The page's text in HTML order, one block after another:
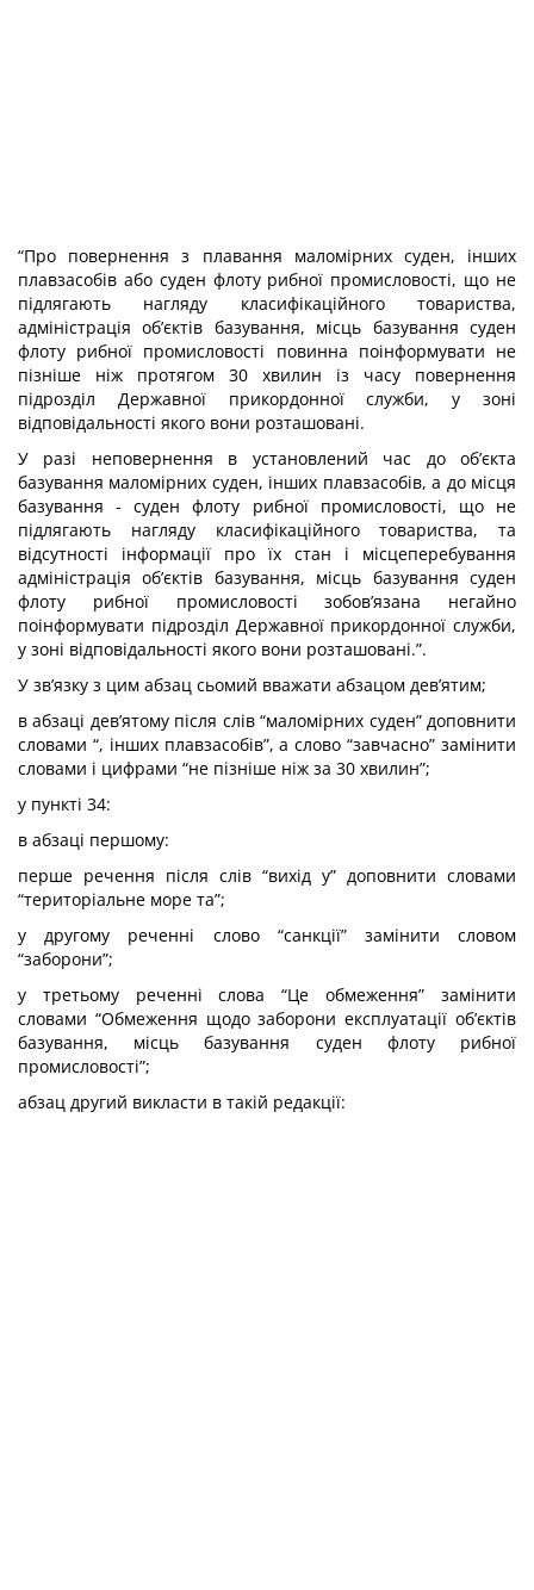
“Про повернення з плавання маломірних суден, інших
плавзасобів або суден флоту рибної промисловості, що не
підлягають нагляду класифікаційного товариства,
адміністрація об’єктів базування, місць базування суден
флоту рибної промисловості повинна поінформувати не
пізніше ніж протягом 30 хвилин із часу повернення
підрозділ Державної прикордонної служби, у зоні
відповідальності якого вони розташовані.
У разі неповернення в установлений час до об’єкта
базування маломірних суден, інших плавзасобів, а до місця
базування - суден флоту рибної промисловості, що не
підлягають нагляду класифікаційного товариства, та
відсутності інформації про їх стан і місцеперебування
адміністрація об’єктів базування, місць базування суден
флоту рибної промисловості зобов’язана негайно
поінформувати підрозділ Державної прикордонної служби,
у зоні відповідальності якого вони розташовані.”.
У зв’язку з цим абзац сьомий вважати абзацом дев’ятим;
в абзаці дев’ятому після слів “маломірних суден” доповнити
словами “, інших плавзасобів”, а слово “завчасно” замінити
словами і цифрами “не пізніше ніж за 30 хвилин”;
у пункті 34:
в абзаці першому:
перше речення після слів “вихід у” доповнити словами
“територіальне море та”;
у другому реченні слово “санкції” замінити словом
“заборони”;
у третьому реченні слова “Це обмеження” замінити
словами “Обмеження щодо заборони експлуатації об’єктів
базування, місць базування суден флоту рибної
промисловості”;
абзац другий викласти в такій редакції: